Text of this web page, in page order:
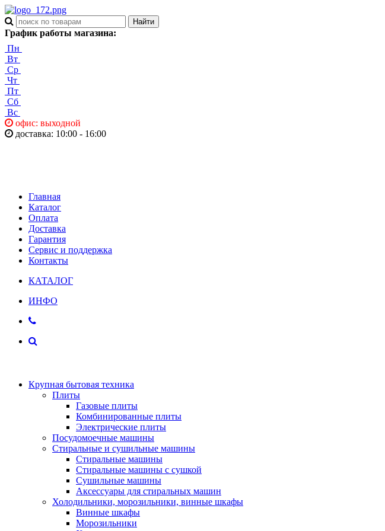
График работы магазина:
Пн
Вт
Ср
Чт
Пт
Сб
Вс
офис: выходной
доставка: 10:00 - 16:00
Главная
Каталог
Оплата
Доставка
Гарантия
Сервис и поддержка
Контакты
КАТАЛОГ
ИНФО
Крупная бытовая техника
Плиты
Газовые плиты
Комбинированные плиты
Электрические плиты
Посудомоечные машины
Стиральные и сушильные машины
Стиральные машины
Стиральные машины с сушкой
Сушильные машины
Аксессуары для стиральных машин
Холодильники, морозильники, винные шкафы
Винные шкафы
Морозильники